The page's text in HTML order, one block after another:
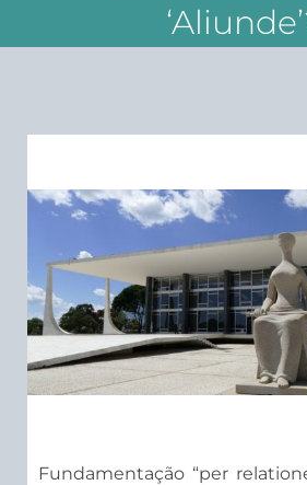
Fundamentação “per